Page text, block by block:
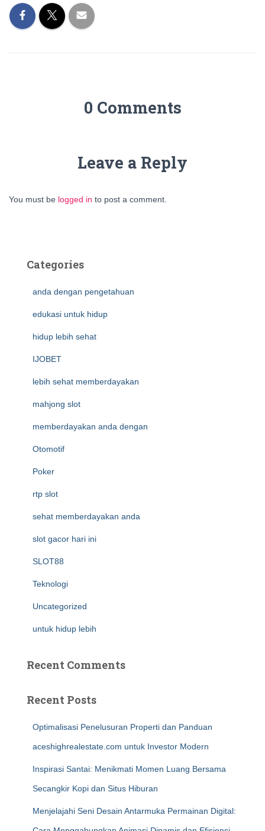
0 Comments
Leave a Reply
You must be logged in to post a comment.
Categories
anda dengan pengetahuan
edukasi untuk hidup
hidup lebih sehat
IJOBET
lebih sehat memberdayakan
mahjong slot
memberdayakan anda dengan
Otomotif
Poker
rtp slot
sehat memberdayakan anda
slot gacor hari ini
SLOT88
Teknologi
Uncategorized
untuk hidup lebih
Recent Comments
Recent Posts
Optimalisasi Penelusuran Properti dan Panduan
aceshighrealestate.com untuk Investor Modern
Inspirasi Santai: Menikmati Momen Luang Bersama
Secangkir Kopi dan Situs Hiburan
Menjelajahi Seni Desain Antarmuka Permainan Digital: